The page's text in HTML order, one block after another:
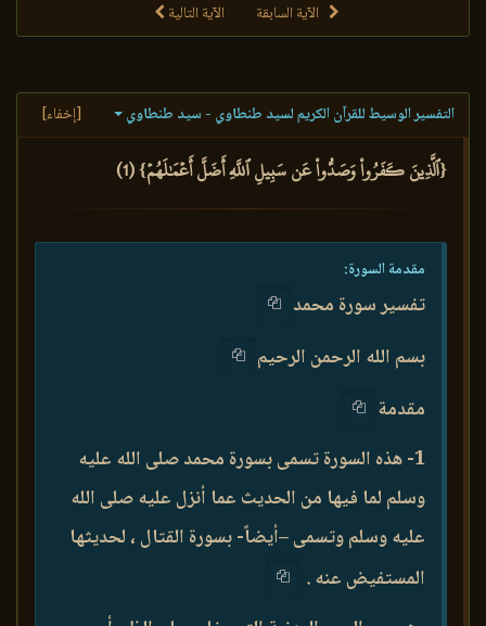
الآية السابقة الآية التالية
التفسير الوسيط للقرآن الكريم لسيد طنطاوي - سيد طنطاوي [إخفاء]
{ٱلَّذِينَ كَفَرُواْ وَصَدُّواْ عَن سَبِيلِ ٱللَّهِ أَضَلَّ أَعۡمَٰلَهُمۡ} (1)
مقدمة السورة:
تفسير سورة محمد
بسم الله الرحمن الرحيم
مقدمة
1- هذه السورة تسمى بسورة محمد صلى الله عليه
وسلم لما فيها من الحديث عما أنزل عليه صلى الله
عليه وسلم وتسمى –أيضاً- بسورة القتال ، لحديثها
المستفيض عنه .